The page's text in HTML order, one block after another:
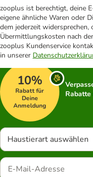
zooplus ist berechtigt, deine
eigene ähnliche Waren oder
dem jederzeit
Übermittlungskosten nach
zooplus Kundenservice
in unserer
10%
Rabatt für
Deine
Anmeldung
Rabatte
Haustierart auswählen